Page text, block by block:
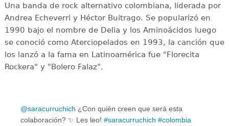
Una banda de rock alternativo colombiana, liderada por
Andrea Echeverri y Héctor Buitrago. Se popularizó en
1990 bajo el nombre de Delia y los Aminoácidos luego
se conoció como Aterciopelados en 1993, la canción que
los lanzó a la fama en Latinoamérica fue "Florecita
Rockera" y "Bolero Falaz".
@saracurruchich ¿Con quién creen que será esta
colaboración? ✨️ Les leo! #saracurruchich #colombia